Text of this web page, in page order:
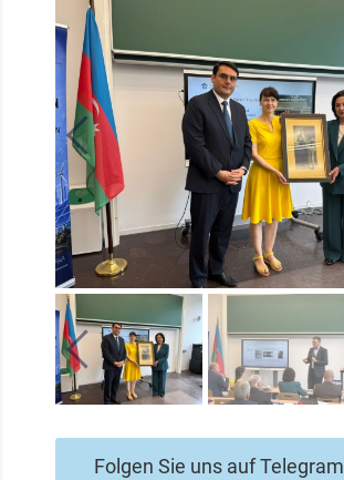
Folgen Sie uns auf Telegram